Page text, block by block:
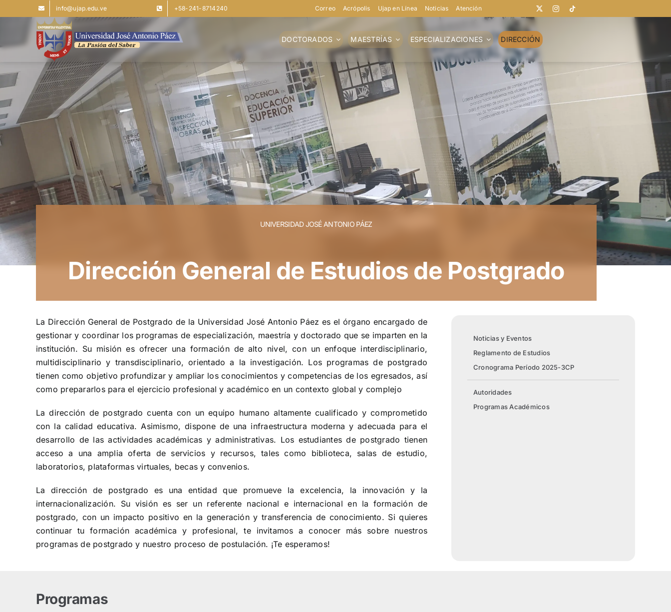
al
contenido
info@ujap.edu.ve +58-241-8714240 Correo Acrópolis Ujap en Línea Noticias Atención
DOCTORADOS MAESTRÍAS ESPECIALIZACIONES DIRECCIÓN
UNIVERSIDAD JOSÉ ANTONIO PÁEZ
Dirección General de Estudios de Postgrado
La Dirección General de Postgrado de la Universidad José Antonio Páez es el órgano encargado de
gestionar y coordinar los programas de especialización, maestría y doctorado que se imparten en la
institución. Su misión es ofrecer una formación de alto nivel, con un enfoque interdisciplinario,
multidisciplinario y transdisciplinario, orientado a la investigación. Los programas de postgrado
tienen como objetivo profundizar y ampliar los conocimientos y competencias de los egresados, así
como prepararlos para el ejercicio profesional y académico en un contexto global y complejo
La dirección de postgrado cuenta con un equipo humano altamente cualificado y comprometido
con la calidad educativa. Asimismo, dispone de una infraestructura moderna y adecuada para el
desarrollo de las actividades académicas y administrativas. Los estudiantes de postgrado tienen
acceso a una amplia oferta de servicios y recursos, tales como biblioteca, salas de estudio,
laboratorios, plataformas virtuales, becas y convenios.
La dirección de postgrado es una entidad que promueve la excelencia, la innovación y la
internacionalización. Su visión es ser un referente nacional e internacional en la formación de
postgrado, con un impacto positivo en la generación y transferencia de conocimiento. Si quieres
continuar tu formación académica y profesional, te invitamos a conocer más sobre nuestros
programas de postgrado y nuestro proceso de postulación. ¡Te esperamos!
Noticias y Eventos
Reglamento de Estudios
Cronograma Período 2025-3CP
Autoridades
Programas Académicos
Programas